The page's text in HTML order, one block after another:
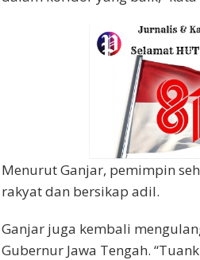
Menurut Ganjar, pemimpin
rakyat dan bersikap adil.
Ganjar juga kembali
Gubernur Jawa Tengah.